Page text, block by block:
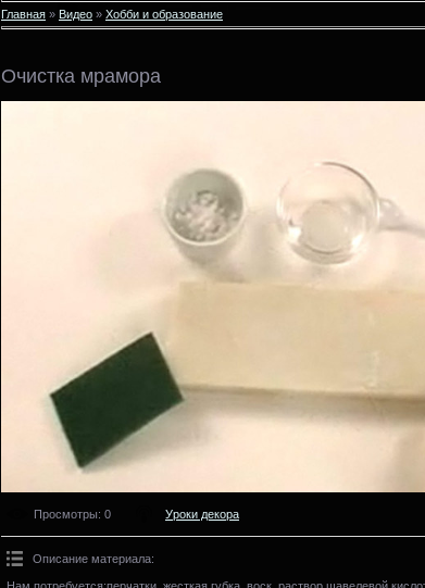
Главная » Видео » Хобби и образование
Очистка мрамора
Просмотры: 0 Уроки декора
Описание материала:
Нам потребуется:перчатки, жесткая губка, воск, раствор щавелевой